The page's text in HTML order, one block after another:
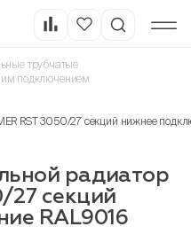
трубчатые
подключением
RST 3050/27 секций нижнее
радиатор
27 секций
RAL9016